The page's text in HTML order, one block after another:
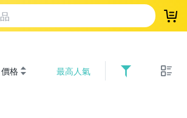
登
價格 最高人氣